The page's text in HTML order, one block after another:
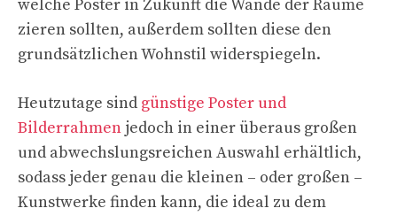
welche Poster in Zukunft die Wände der Räume
zieren sollten, außerdem sollten diese den
grundsätzlichen Wohnstil widerspiegeln.
Heutzutage sind günstige Poster und
Bilderrahmen jedoch in einer überaus großen
und abwechslungsreichen Auswahl erhältlich,
sodass jeder genau die kleinen – oder großen –
Kunstwerke finden kann, die ideal zu dem